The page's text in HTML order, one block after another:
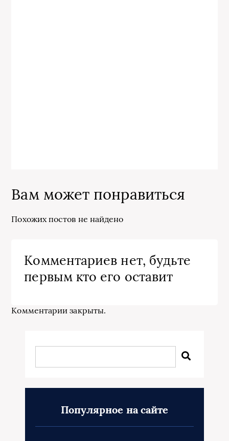
Вам может понравиться
Похожих постов не найдено
Комментариев нет, будьте
первым кто его оставит
Комментарии закрыты.
Популярное на сайте